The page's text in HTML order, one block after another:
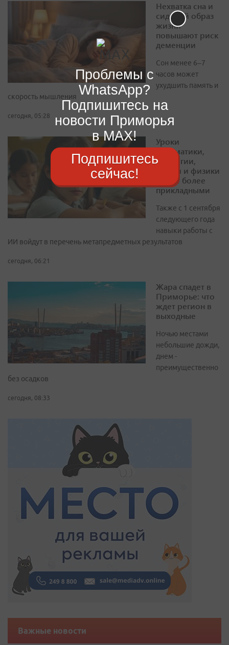
Нехватка сна и
сидячий образ
жизни
повышают риск
деменции
Сон менее 6–7
часов может
ухудшить память и
скорость мышления
сегодня, 05:28
Уроки
математики,
биологии,
химии и физики
станут более
прикладными
Также с 1 сентября
следующего года
навыки работы с
ИИ войдут в перечень метапредметных результатов
сегодня, 06:21
Жара спадет в
Приморье: что
ждет регион в
выходные
Ночью местами
небольшие дожди,
днем -
преимущественно
без осадков
сегодня, 08:33
Важные новости
Проблемы с
WhatsApp?
Подпишитесь на
новости Приморья
в MAX!
Подпишитесь
сейчас!